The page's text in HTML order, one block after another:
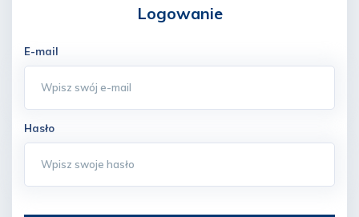
Logowanie
E-mail
Hasło